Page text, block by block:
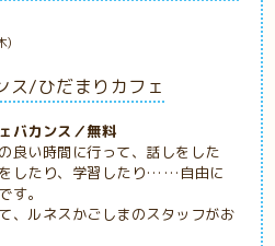
)
ス/ひだまりカフェ
バカンス／無料
良い時間に行って、話しをした
したり、学習したり……自由に
す。
、ルネスかごしまのスタッフがお